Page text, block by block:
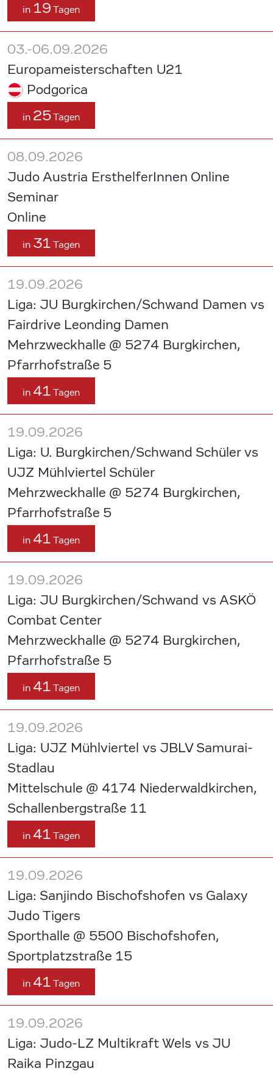
in 19 Tagen
03.-06.09.2026
Europameisterschaften U21
Podgorica
in 25Tagen
08.09.2026
Judo Austria ErsthelferInnen Online
Seminar
Online
in 31 Tagen
19.09.2026
Liga: JU Burgkirchen/Schwand Damen vs
Fairdrive Leonding Damen
Mehrzweckhalle @ 5274 Burgkirchen,
Pfarrhofstraße 5
in 41 Tagen
19.09.2026
Liga: U. Burgkirchen/Schwand Schüler vs
UJZ Mühlviertel Schüler
Mehrzweckhalle @ 5274 Burgkirchen,
Pfarrhofstraße 5
in 41 Tagen
19.09.2026
Liga: JU Burgkirchen/Schwand vs ASKÖ
Combat Center
Mehrzweckhalle @ 5274 Burgkirchen,
Pfarrhofstraße 5
in 41 Tagen
19.09.2026
Liga: UJZ Mühlviertel vs JBLV Samurai-
Stadlau
Mittelschule @ 4174 Niederwaldkirchen,
Schallenbergstraße 11
in 41 Tagen
19.09.2026
Liga: Sanjindo Bischofshofen vs Galaxy
Judo Tigers
Sporthalle @ 5500 Bischofshofen,
Sportplatzstraße 15
in 41 Tagen
19.09.2026
Liga: Judo-LZ Multikraft Wels vs JU
Raika Pinzgau